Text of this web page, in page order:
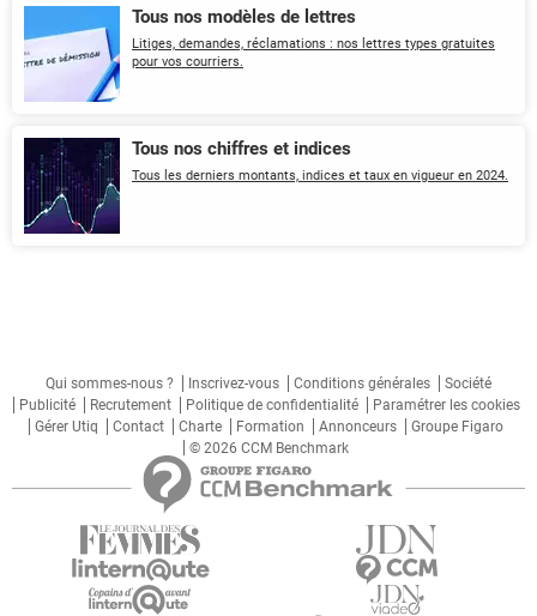
Tous nos modèles de lettres
Litiges, demandes, réclamations : nos lettres types gratuites
pour vos courriers.
Tous nos chiffres et indices
Tous les derniers montants, indices et taux en vigueur en 2024.
Qui sommes-nous ? Inscrivez-vous Conditions générales
Société
Publicité
Recrutement Politique de confidentialité
Paramétrer les cookies
Gérer Utiq
Contact Charte Formation Annonceurs
Groupe Figaro
© 2026 CCM Benchmark